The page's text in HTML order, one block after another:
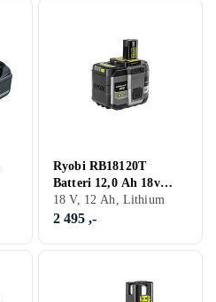
Ryobi RB18120T
Batteri 12,0 Ah 18v
ONE+
18 V, 12 Ah, Lithium
2 495 ,-